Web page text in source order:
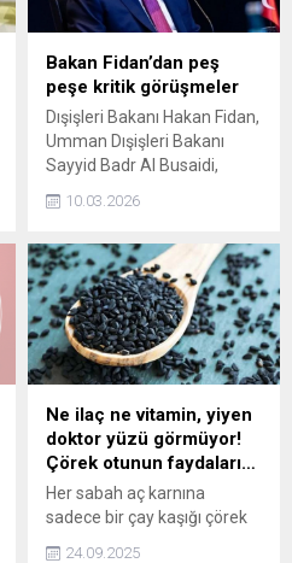
Bakan Fidan’dan peş
peşe kritik görüşmeler
Dışişleri Bakanı Hakan Fidan,
Umman Dışişleri Bakanı
Sayyid Badr Al Busaidi,
Bakanı Şeyh Muhammed
Estonya Dışişleri Bakanı
Margus Tsahkna ile telefon
görüşmeleri gerçekleştirdi.
10.03.2026
Ne ilaç ne vitamin, yiyen
doktor yüzü görmüyor!
Çörek otunun faydaları…
Her sabah aç karnına
sadece bir çay kaşığı çörek
otu tüketmek,
24.09.2025